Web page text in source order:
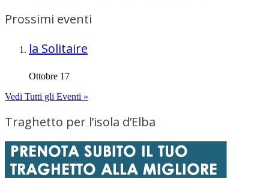
Prossimi eventi
la Solitaire
Ottobre 17
Vedi Tutti gli Eventi »
Traghetto per l’isola d’Elba